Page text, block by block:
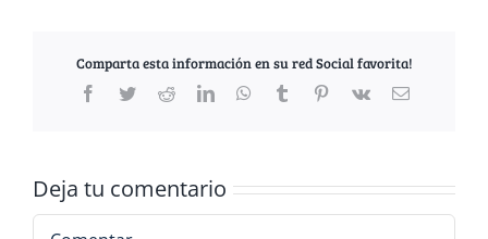
Comparta esta información en su red Social favorita!
Facebook
TwitterRedditLinkedInWhatsApp
TumblrPinterest
Vk
Correo
Deja tu comentario
Comentar